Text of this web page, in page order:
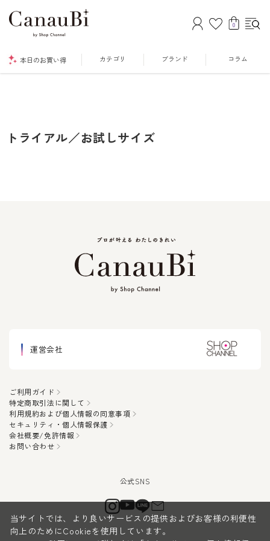
0
本日のお買い得 カテゴリ ブランド コラム
トライアル／お試しサイズ
運営会社
ご利用ガイド
特定商取引法に関して
利用規約および個人情報の同意事項
セキュリティ・個人情報保護
会社概要/免許情報
お問い合わせ
当サイトでは、より良いサービスの提供およびお客様の利便性
向上のためにCookieを使用しています。